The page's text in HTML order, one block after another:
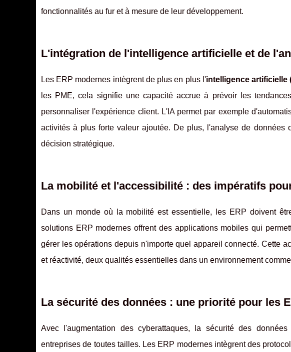
fonctionnalités au fur et à mesure de leur développement.
L'intégration de l'intelligence artificielle et de
Les ERP modernes intègrent de plus en plus l'intelligence artificielle
les PME, cela signifie une capacité accrue à prévoir les
personnaliser l'expérience client. L'IA permet par exemple
activités à plus forte valeur ajoutée. De plus, l'analyse de
décision stratégique.
La mobilité et l'accessibilité : des impératifs
Dans un monde où la mobilité est essentielle, les ERP doivent
solutions ERP modernes offrent des applications mobiles qui
gérer les opérations depuis n'importe quel appareil connecté. Cette
et réactivité, deux qualités essentielles dans un environnement
La sécurité des données : une priorité pour les
Avec l'augmentation des cyberattaques, la sécurité des
entreprises de toutes tailles. Les ERP modernes intègrent des